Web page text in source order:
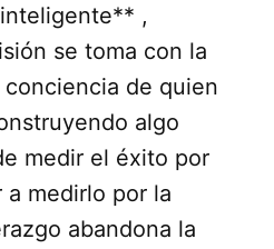
,
se toma con la
de quien
algo
medir el éxito por
a medirlo por la
abandona la